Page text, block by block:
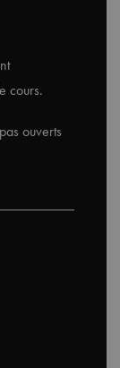
cours.
ouverts